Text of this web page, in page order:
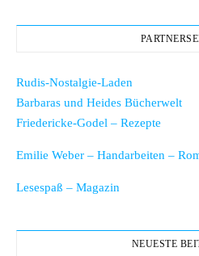
Rudis-Nostalgie-Laden
Barbaras und Heides Bücherwelt
Friedericke-Godel – Rezepte
Emilie Weber – Handarbeiten –
Lesespaß – Magazin
NEUESTE